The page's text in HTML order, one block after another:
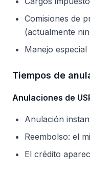
Comisiones de
(actualmente
Manejo especial
Tiempos de
Anulaciones de
Anulación
Reembolso: el
El crédito